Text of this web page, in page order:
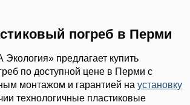
погреб в Перми
предлагает купить
по доступной цене в Перми с
монтажом и гарантией на установку
технологичные пластиковые